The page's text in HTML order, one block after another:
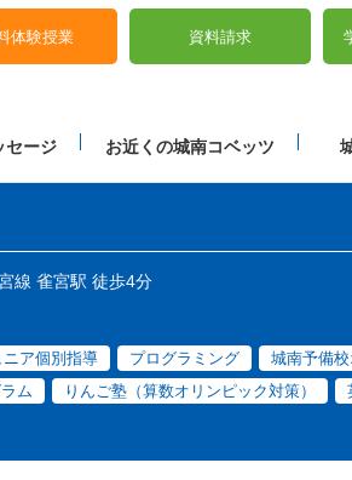
体験授業 資料請求
セージ お近くの城南コベッツ
線 雀宮駅 徒歩4分
ニア個別指導 プログラミング
城南予備
ム りんご塾（算数オリンピック対策）